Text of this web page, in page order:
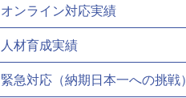
オンライン対応実績
人材育成実績
緊急対応（納期日本一への挑戦）